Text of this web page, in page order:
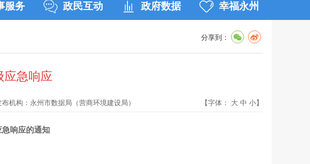
服务 政民互动 政府数据 幸福永州
分享到：
应急响应
布机构： 永州市数据局（营商环境建设局） 【字体： 大 中 小】
响应的通知